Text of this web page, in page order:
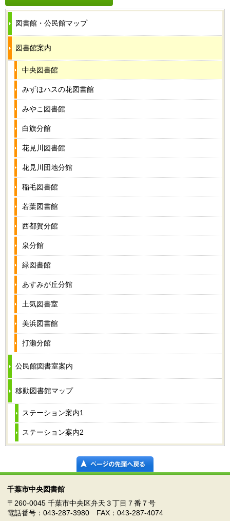
図書館・公民館マップ
図書館案内
中央図書館
みずほハスの花図書館
みやこ図書館
白旗分館
花見川図書館
花見川団地分館
稲毛図書館
若葉図書館
西都賀分館
泉分館
緑図書館
あすみが丘分館
土気図書室
美浜図書館
打瀬分館
公民館図書室案内
移動図書館マップ
ステーション案内1
ステーション案内2
千葉市中央図書館
〒260-0045 千葉市中央区弁天３丁目７番７号
電話番号：043-287-3980 FAX：043-287-4074